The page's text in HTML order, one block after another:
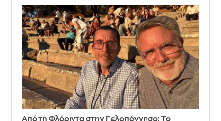
Από τη Φλόριντα στην Πελοπόννησο: Το